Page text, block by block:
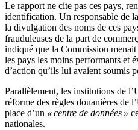
Le rapport ne cite pas ces pays,
identification. Un responsable de
la divulgation des noms de ces
frauduleuses de la part de
indiqué que la Commission menait
les pays les moins performants et
d’action qu’ils lui avaient soumis
Parallèlement, les institutions de
réforme des règles douanières de
place d’un « centre de données »
nationales.